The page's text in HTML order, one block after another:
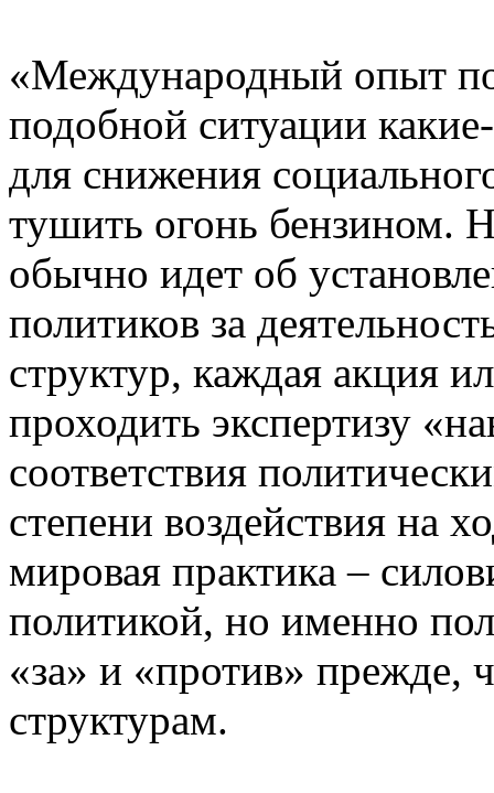
«Международный опыт
подобной ситуации
для снижения
тушить огонь бензином.
обычно идет об
политиков за
структур, каждая акция
проходить экспертизу
соответствия
степени воздействия на
мировая практика –
политикой, но именно
«за» и «против» прежде,
структурам.